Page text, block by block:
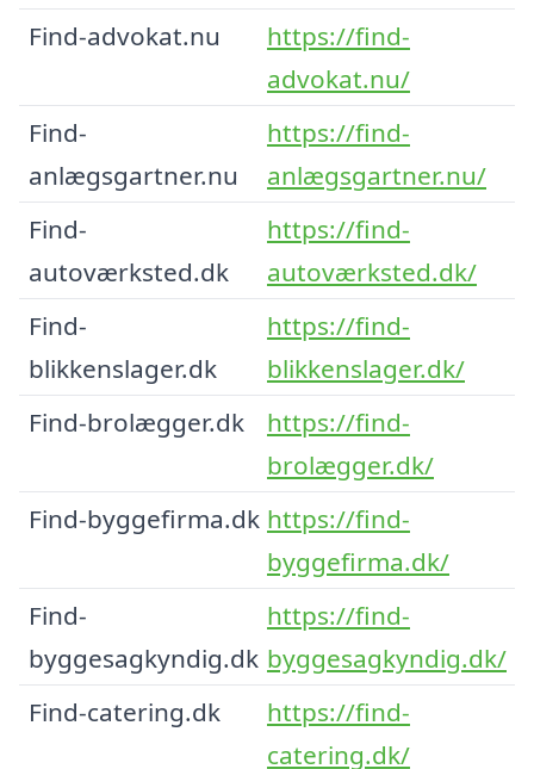
Find-advokat.nu
https://find-
advokat.nu/
Find-
anlægsgartner.nu
https://find-
anlægsgartner.nu/
Find-
autoværksted.dk
https://find-
autoværksted.dk/
Find-
blikkenslager.dk
https://find-
blikkenslager.dk/
Find-brolægger.dk
https://find-
brolægger.dk/
Find-byggefirma.dk https://find-
byggefirma.dk/
Find-
byggesagkyndig.dk
https://find-
byggesagkyndig.dk/
Find-catering.dk
https://find-
catering.dk/